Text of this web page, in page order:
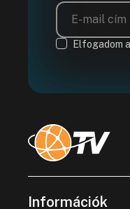
Elfogadom
Információk